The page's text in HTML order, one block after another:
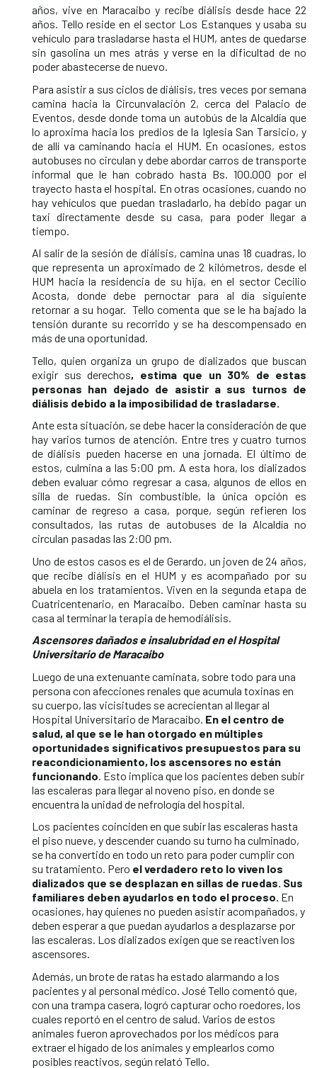
años, vive en Maracaibo y recibe diálisis desde hace 22
años. Tello reside en el sector Los Estanques y usaba su
vehículo para trasladarse hasta el HUM, antes de quedarse
sin gasolina un mes atrás y verse en la dificultad de no
poder abastecerse de nuevo.
Para asistir a sus ciclos de diálisis, tres veces por semana
camina hacia la Circunvalación 2, cerca del Palacio de
Eventos, desde donde toma un autobús de la Alcaldía que
lo aproxima hacia los predios de la Iglesia San Tarsicio, y
de allí va caminando hacia el HUM. En ocasiones, estos
autobuses no circulan y debe abordar carros de transporte
informal que le han cobrado hasta Bs. 100.000 por el
trayecto hasta el hospital. En otras ocasiones, cuando no
hay vehículos que puedan trasladarlo, ha debido pagar un
taxi directamente desde su casa, para poder llegar a
tiempo.
Al salir de la sesión de diálisis, camina unas 18 cuadras, lo
que representa un aproximado de 2 kilómetros, desde el
HUM hacia la residencia de su hija, en el sector Cecilio
Acosta, donde debe pernoctar para al día siguiente
retornar a su hogar. Tello comenta que se le ha bajado la
tensión durante su recorrido y se ha descompensado en
más de una oportunidad.
Tello, quien organiza un grupo de dializados que buscan
exigir sus derechos, estima que un 30% de estas
personas han dejado de asistir a sus turnos de
diálisis debido a la imposibilidad de trasladarse.
Ante esta situación, se debe hacer la consideración de que
hay varios turnos de atención. Entre tres y cuatro turnos
de diálisis pueden hacerse en una jornada. El último de
estos, culmina a las 5:00 pm. A esta hora, los dializados
deben evaluar cómo regresar a casa, algunos de ellos en
silla de ruedas. Sin combustible, la única opción es
caminar de regreso a casa, porque, según refieren los
consultados, las rutas de autobuses de la Alcaldía no
circulan pasadas las 2:00 pm.
Uno de estos casos es el de Gerardo, un joven de 24 años,
que recibe diálisis en el HUM y es acompañado por su
abuela en los tratamientos. Viven en la segunda etapa de
Cuatricentenario, en Maracaibo. Deben caminar hasta su
casa al terminar la terapia de hemodiálisis.
Ascensores dañados e insalubridad en el Hospital
Universitario de Maracaibo
Luego de una extenuante caminata, sobre todo para una
persona con afecciones renales que acumula toxinas en
su cuerpo, las vicisitudes se acrecientan al llegar al
Hospital Universitario de Maracaibo. En el centro de
salud, al que se le han otorgado en múltiples
oportunidades significativos presupuestos para su
reacondicionamiento, los ascensores no están
funcionando . Esto implica que los pacientes deben subir
las escaleras para llegar al noveno piso, en donde se
encuentra la unidad de nefrología del hospital.
Los pacientes coinciden en que subir las escaleras hasta
el piso nueve, y descender cuando su turno ha culminado,
se ha convertido en todo un reto para poder cumplir con
su tratamiento. Pero el verdadero reto lo viven los
dializados que se desplazan en sillas de ruedas. Sus
familiares deben ayudarlos en todo el proceso. En
ocasiones, hay quienes no pueden asistir acompañados, y
deben esperar a que puedan ayudarlos a desplazarse por
las escaleras. Los dializados exigen que se reactiven los
ascensores.
Además, un brote de ratas ha estado alarmando a los
pacientes y al personal médico. José Tello comentó que,
con una trampa casera, logró capturar ocho roedores, los
cuales reportó en el centro de salud. Varios de estos
animales fueron aprovechados por los médicos para
extraer el hígado de los animales y emplearlos como
posibles reactivos, según relató Tello.